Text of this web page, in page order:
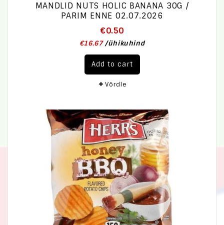
MANDLID NUTS HOLIC BANANA 30G /
PARIM ENNE 02.07.2026
€0.50
€16.67 /ühikuhind
Add to cart
Võrdle